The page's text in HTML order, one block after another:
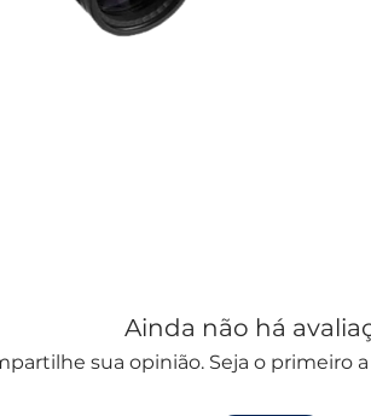
Ainda não há
sua opinião. Seja o primeiro